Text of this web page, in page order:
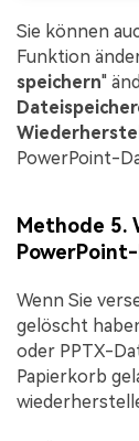
Sie können
Funktion
speichern"
PowerPoint-
Methode 5.
Wenn Sie
gelöscht
oder PPTX-
Papierkorb